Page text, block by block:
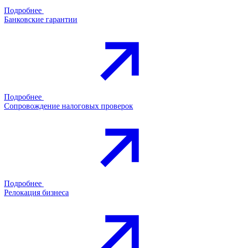
Подробнее
Банковские гарантии
Подробнее
Сопровождение налоговых проверок
Подробнее
Релокация бизнеса